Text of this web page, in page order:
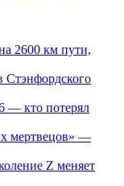
2600 км пути,
Стэнфордского
— кто потерял
мертвецов» —
Z меняет